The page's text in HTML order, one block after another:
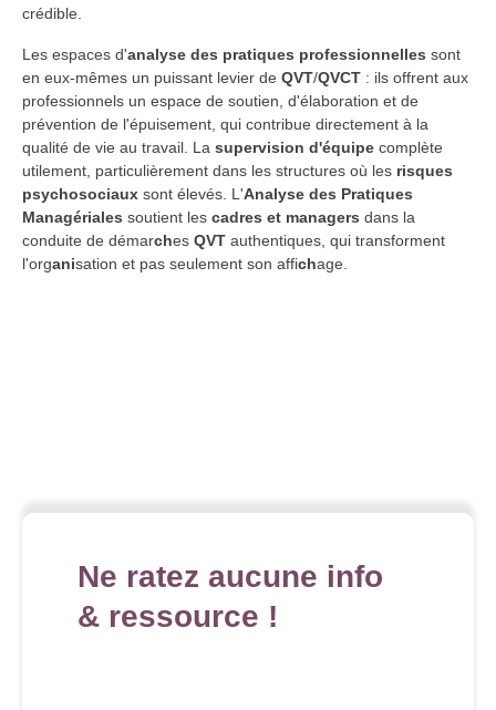
crédible.
Les espaces d'analyse des pratiques professionnelles sont
en eux-mêmes un puissant levier de QVT/QVCT : ils offrent aux
professionnels un espace de soutien, d'élaboration et de
prévention de l'épuisement, qui contribue directement à la
qualité de vie au travail. La supervision d'équipe complète
utilement, particulièrement dans les structures où les risques
psychosociaux sont élevés. L'Analyse des Pratiques
Managériales soutient les cadres et managers dans la
conduite de démarches QVT authentiques, qui transforment
l'organisation et pas seulement son affichage.
Ne ratez aucune info
& ressource !